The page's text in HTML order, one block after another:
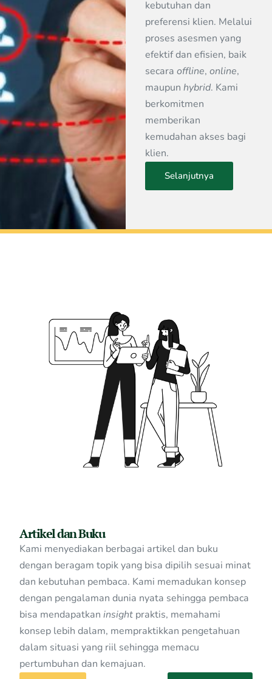
kebutuhan dan
preferensi klien. Melalui
proses asesmen yang
efektif dan efisien, baik
secara offline, online,
maupun hybrid. Kami
berkomitmen
memberikan
kemudahan akses bagi
klien.
Selanjutnya
Artikel dan Buku
Kami menyediakan berbagai artikel dan buku
dengan beragam topik yang bisa dipilih sesuai minat
dan kebutuhan pembaca. Kami memadukan konsep
dengan pengalaman dunia nyata sehingga pembaca
bisa mendapatkaninsight praktis, memahami
konsep lebih dalam, mempraktikkan pengetahuan
dalam situasi yang riil sehingga memacu
pertumbuhan dan kemajuan.